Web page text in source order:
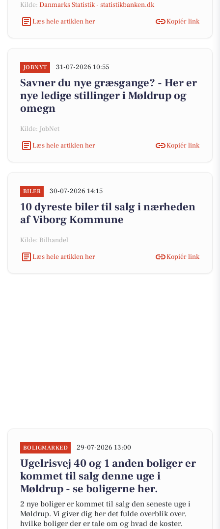
Kilde: Danmarks Statistik - statistikbanken.dk
Læs hele artiklen her
Kopiér link
JOBNYT 31-07-2026 10:55
Savner du nye græsgange? - Her er
nye ledige stillinger i Møldrup og
omegn
Kilde: JobNet
Læs hele artiklen her
Kopiér link
BILER 30-07-2026 14:15
10 dyreste biler til salg i nærheden
af Viborg Kommune
Kilde: Bilhandel
Læs hele artiklen her
Kopiér link
BOLIGMARKED 29-07-2026 13:00
Ugelrisvej 40 og 1 anden boliger er
kommet til salg denne uge i
Møldrup - se boligerne her.
2 nye boliger er kommet til salg den seneste uge i
Møldrup. Vi giver dig her det fulde overblik over,
hvilke boliger der er tale om og hvad de koster.